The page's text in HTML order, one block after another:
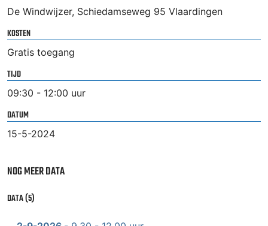
De Windwijzer, Schiedamseweg 95 Vlaardingen
KOSTEN
Gratis toegang
TIJD
09:30 - 12:00 uur
DATUM
15-5-2024
NOG MEER DATA
DATA (5)